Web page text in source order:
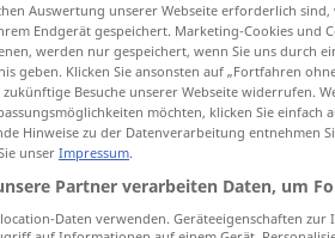
in
a.long ton
in
a.shortton
1000 kg) a.metricton
Auswertung unserer Webseite erforderlich
Endgerät gespeichert. Marketing-Cookies und
werden nur gespeichert, wenn Sie uns durch
geben. Klicken Sie ansonsten auf „Fortfahren
Besuche unserer Webseite widerrufen.
möchten, klicken Sie einfach
Hinweise zu der Datenverarbeitung entnehmen
unser Impressum.
Partner verarbeiten Daten, um
Daten verwenden. Geräteeigenschaften